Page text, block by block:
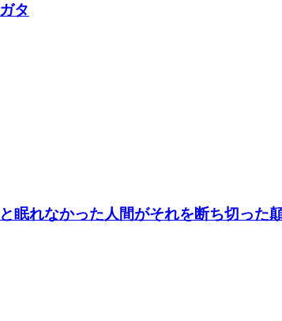
タ
眠れなかった人間がそれを断ち切った